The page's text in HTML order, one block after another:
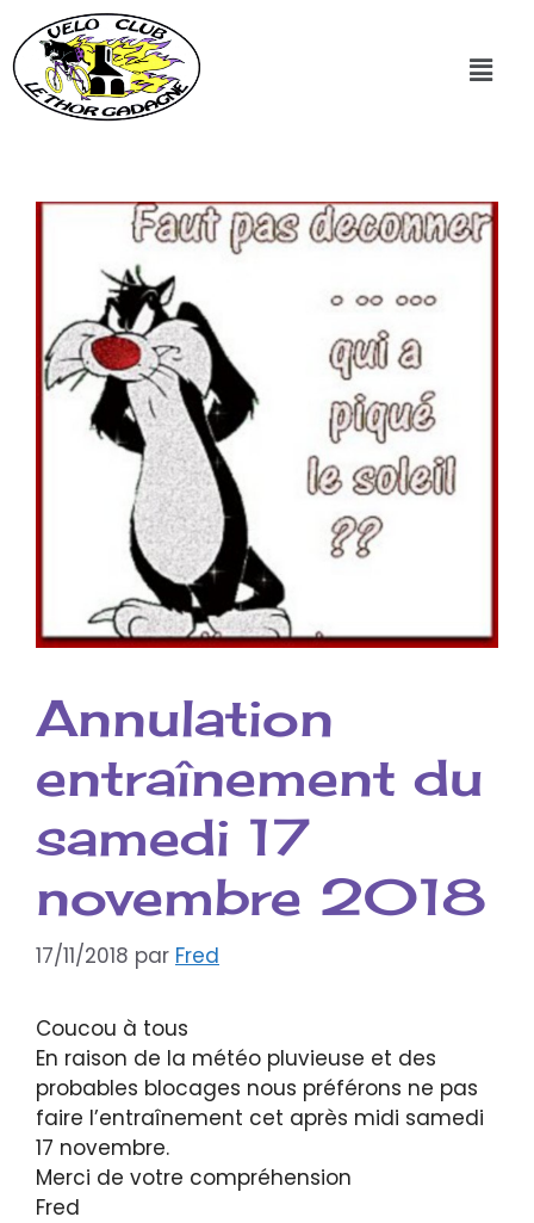
Annulation
entraînement du
samedi 17
novembre 2018
17/11/2018 par Fred
Coucou à tous
En raison de la météo pluvieuse et des
probables blocages nous préférons ne pas
faire l’entraînement cet après midi samedi
17 novembre.
Merci de votre compréhension
Fred